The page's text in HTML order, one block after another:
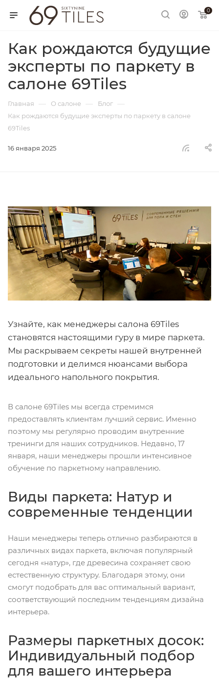
0
Как рождаются будущие
эксперты по паркету в
салоне 69Tiles
Главная — О салоне — Блог —
Как рождаются будущие эксперты по паркету в салоне
69Tiles
16 января 2025
Узнайте, как менеджеры салона 69Tiles
становятся настоящими гуру в мире паркета.
Мы раскрываем секреты нашей внутренней
подготовки и делимся нюансами выбора
идеального напольного покрытия.
В салоне 69Tiles мы всегда стремимся
предоставлять клиентам лучший сервис. Именно
поэтому мы регулярно проводим внутренние
тренинги для наших сотрудников. Недавно, 17
января, наши менеджеры прошли интенсивное
обучение по паркетному направлению.
Виды паркета: Натур и
современные тенденции
Наши менеджеры теперь отлично разбираются в
различных видах паркета, включая популярный
сегодня «натур», где древесина сохраняет свою
естественную структуру. Благодаря этому, они
смогут подобрать для вас оптимальный вариант,
соответствующий последним тенденциям дизайна
интерьера.
Размеры паркетных досок:
Индивидуальный подбор
для вашего интерьера